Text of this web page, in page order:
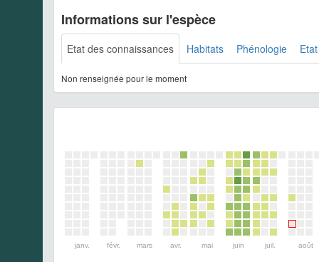
Informations sur l'espèce
Etat des connaissances Habitats Phénologie
Non renseignée pour le moment
janv. févr. mars avr. mai juin juil. août